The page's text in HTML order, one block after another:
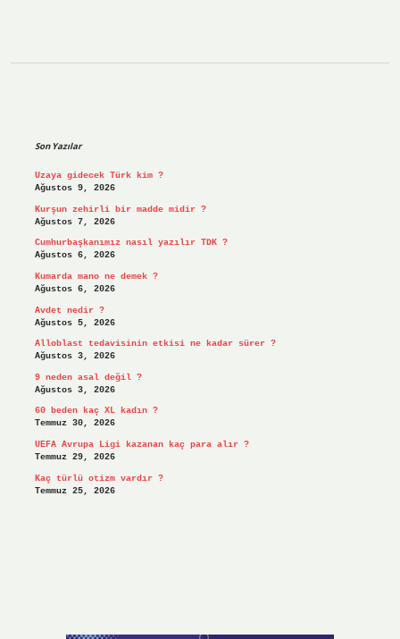
Son Yazılar
Uzaya gidecek Türk kim ?
Ağustos 9, 2026
Kurşun zehirli bir madde midir ?
Ağustos 7, 2026
Cumhurbaşkanımız nasıl yazılır TDK ?
Ağustos 6, 2026
Kumarda mano ne demek ?
Ağustos 6, 2026
Avdet nedir ?
Ağustos 5, 2026
Alloblast tedavisinin etkisi ne kadar sürer ?
Ağustos 3, 2026
9 neden asal değil ?
Ağustos 3, 2026
60 beden kaç XL kadın ?
Temmuz 30, 2026
UEFA Avrupa Ligi kazanan kaç para alır ?
Temmuz 29, 2026
Kaç türlü otizm vardır ?
Temmuz 25, 2026